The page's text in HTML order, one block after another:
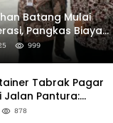
Batang Mulai
Pangkas Biaya
Industri!
999
Tabrak Pagar
Jalan Pantura:
Langkah
878